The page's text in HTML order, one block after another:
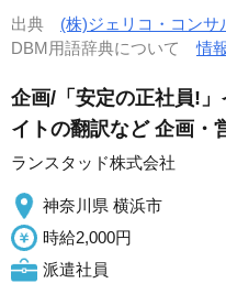
出典 (株)ジェリコ・コンサ
DBM用語辞典について情
企画/「安定の正社員!
イトの翻訳など 企画・
ランスタッド株式会社
神奈川県 横浜市
時給2,000円
派遣社員